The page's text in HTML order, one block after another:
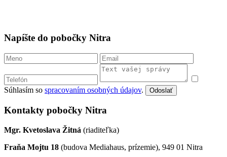
Napíšte do pobočky Nitra
Súhlasím so spracovaním osobných údajov. Odoslať
Kontakty pobočky Nitra
Mgr. Kvetoslava Žitná (riaditeľka)
Fraňa Mojtu 18 (budova Mediahaus, prízemie), 949 01 Nitra